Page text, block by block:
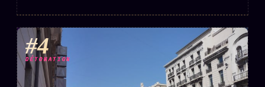
#4
DÉTONATION